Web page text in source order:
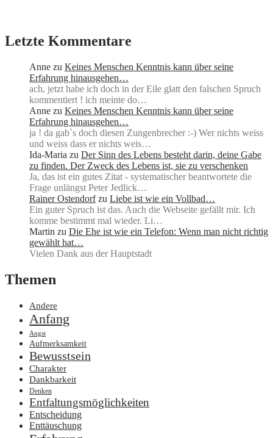
Letzte Kommentare
Anne zu Keines Menschen Kenntnis kann über seine
Erfahrung hinausgehen…
ach, jetzt habe ich doch in der Eile glatt den falschen Spruch
kommentiert ! ich meinte do…
Anne zu Keines Menschen Kenntnis kann über seine
Erfahrung hinausgehen…
ja ! da gab´s doch diesen Zungenbrecher :-) Wer nichts weiss
und weiss dass er nichts weis…
Ida-Maria zu Der Sinn des Lebens besteht darin, deine Gabe
zu finden. Der Zweck des Lebens ist, sie zu verschenken
Ja, das ist ein gutes Zitat - systematischer beantwortete die
Frage unlängst Peter Jedlick…
Rainer Ostendorf zu Liebe ist wie ein Vollbad…
Ein guter Spruch ist das. Auch die Webseite gefällt mir. Ich
komme bestimmt mal wieder. Li…
Martin zu Die Ehe ist wie ein Telefon: Wenn man nicht richtig
gewählt hat…
Vielen Dank aus der Hauptstadt
Themen
Andere
Anfang
Angst
Aufmerksamkeit
Bewusstsein
Charakter
Dankbarkeit
Denken
Entfaltungsmöglichkeiten
Entscheidung
Enttäuschung